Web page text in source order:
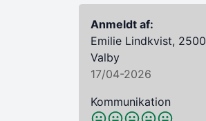
Anmeldt af:
Emilie Lindkvist, 2500
Valby
17/04-2026
Kommunikation